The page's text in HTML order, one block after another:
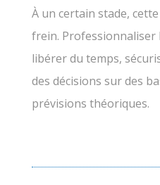
À un certain stade,
frein. Professionnaliser
libérer du temps,
des décisions sur des
prévisions théoriques.